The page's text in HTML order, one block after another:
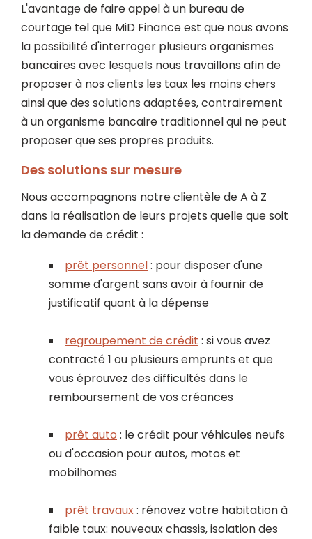
L'avantage de faire appel à un bureau de
courtage tel que MiD Finance est que nous avons
la possibilité d'interroger plusieurs organismes
bancaires avec lesquels nous travaillons afin de
proposer à nos clients les taux les moins chers
ainsi que des solutions adaptées, contrairement
à un organisme bancaire traditionnel qui ne peut
proposer que ses propres produits.
Des solutions sur mesure
Nous accompagnons notre clientèle de A à Z
dans la réalisation de leurs projets quelle que soit
la demande de crédit :
prêt personnel: pour disposer d'une
somme d'argent sans avoir à fournir de
justificatif quant à la dépense
regroupement de crédit : si vous avez
contracté 1 ou plusieurs emprunts et que
vous éprouvez des difficultés dans le
remboursement de vos créances
prêt auto : le crédit pour véhicules neufs
ou d'occasion pour autos, motos et
mobilhomes
prêt travaux: rénovez votre habitation à
faible taux: nouveaux chassis, isolation des